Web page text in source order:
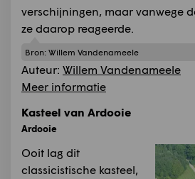
verschijningen, maar vanwege
ze daarop reageerde.
Bron: Willem Vandenameele
Auteur: Willem Vandenameele
Meer informatie
Kasteel van Ardooie
Ardooie
Ooit lag dit
classicistische kasteel,